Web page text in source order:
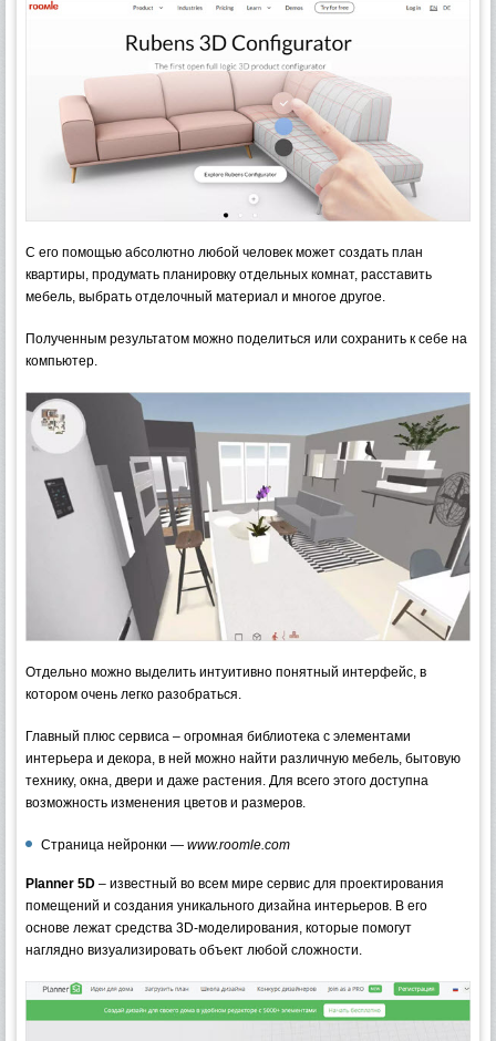
С его помощью абсолютно любой человек может создать план
квартиры, продумать планировку отдельных комнат, расставить
мебель, выбрать отделочный материал и многое другое.
Полученным результатом можно поделиться или сохранить к себе на
компьютер.
Отдельно можно выделить интуитивно понятный интерфейс, в
котором очень легко разобраться.
Главный плюс сервиса – огромная библиотека с элементами
интерьера и декора, в ней можно найти различную мебель, бытовую
технику, окна, двери и даже растения. Для всего этого доступна
возможность изменения цветов и размеров.
Страница нейронки — www.roomle.com
Planner 5D – известный во всем мире сервис для проектирования
помещений и создания уникального дизайна интерьеров. В его
основе лежат средства 3D-моделирования, которые помогут
наглядно визуализировать объект любой сложности.